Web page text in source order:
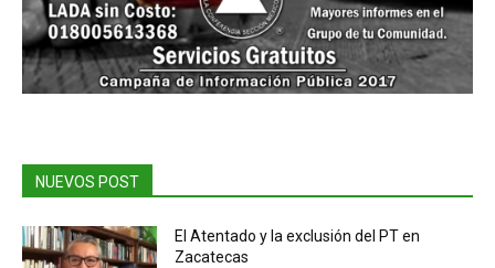
NUEVOS POST
El Atentado y la exclusión del PT en
Zacatecas